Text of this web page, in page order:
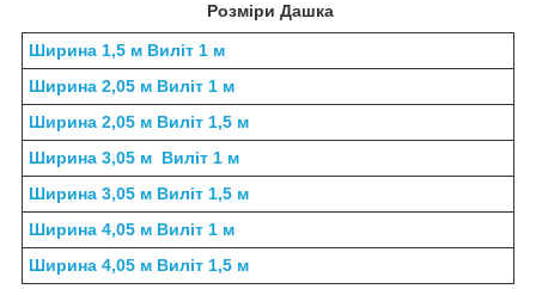
Розміри Дашка
Ширина 1,5 м Виліт 1 м
Ширина 2,05 м Виліт 1 м
Ширина 2,05 м Виліт 1,5 м
Ширина 3,05 м Виліт 1 м
Ширина 3,05 м Виліт 1,5 м
Ширина 4,05 м Виліт 1 м
Ширина 4,05 м Виліт 1,5 м